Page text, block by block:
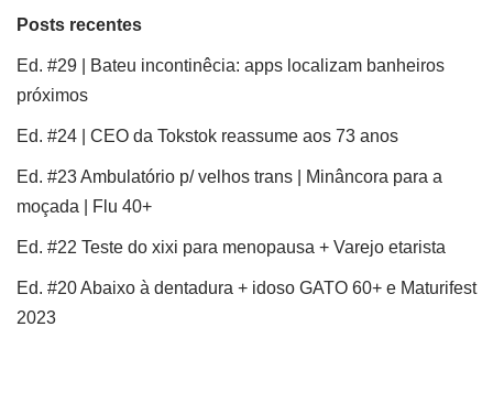
Posts recentes
Ed. #29 | Bateu incontinêcia: apps localizam banheiros
próximos
Ed. #24 | CEO da Tokstok reassume aos 73 anos
Ed. #23 Ambulatório p/ velhos trans | Minâncora para a
moçada | Flu 40+
Ed. #22 Teste do xixi para menopausa + Varejo etarista
Ed. #20 Abaixo à dentadura + idoso GATO 60+ e Maturifest
2023